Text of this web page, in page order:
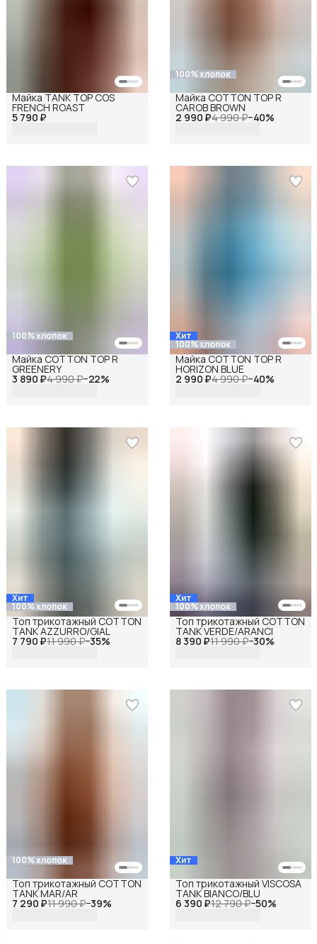
5 790 ₽
Майка TANK TOP COS
FRENCH ROAST
100% хлопок
2 990 ₽4 990 ₽−40%
Майка COTTON TOP R
CAROB BROWN
100% хлопок
3 890 ₽4 990 ₽−22%
Майка COTTON TOP R
GREENERY
Хит
100% хлопок
2 990 ₽4 990 ₽−40%
Майка COTTON TOP R
HORIZON BLUE
Хит
100% хлопок
7 790 ₽11 990 ₽−35%
Топ трикотажный COTTON
TANK AZZURRO/GIAL
Хит
100% хлопок
8 390 ₽11 990 ₽−30%
Топ трикотажный COTTON
TANK VERDE/ARANCI
100% хлопок
7 290 ₽11 990 ₽−39%
Топ трикотажный COTTON
TANK MAR/AR
Хит
6 390 ₽12 790 ₽−50%
Топ трикотажный VISCOSA
TANK BIANCO/BLU